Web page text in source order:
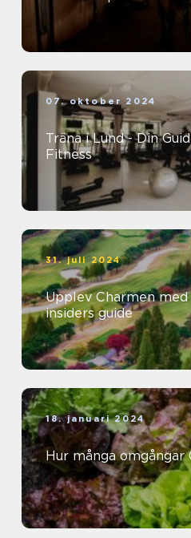
07. oktober 2024
Träna i Lund - Din
Fitness
31. juli 2024
Upplev Charmen
insiders guide
18. januari 2024
Hur många omgångar